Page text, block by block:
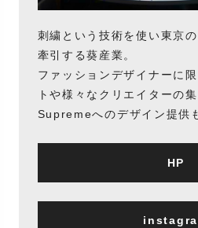
刺繍という技術を使い東京
牽引する葵産業。
ファッションデザイナーに
トや様々なクリエイターの
Supremeへのデザイン提供
HP